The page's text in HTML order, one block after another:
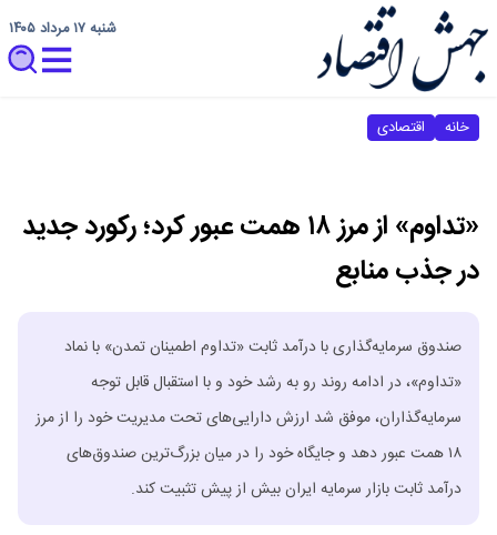
شنبه ۱۷ مرداد ۱۴۰۵
خانه اقتصادی
«تداوم» از مرز ۱۸ همت عبور کرد؛ رکورد جدید
در جذب منابع
صندوق سرمایه‌گذاری با درآمد ثابت «تداوم اطمینان تمدن» با نماد
«تداوم»، در ادامه روند رو به رشد خود و با استقبال قابل توجه
سرمایه‌گذاران، موفق شد ارزش دارایی‌های تحت مدیریت خود را از مرز
۱۸ همت عبور دهد و جایگاه خود را در میان بزرگ‌ترین صندوق‌های
درآمد ثابت بازار سرمایه ایران بیش از پیش تثبیت کند.